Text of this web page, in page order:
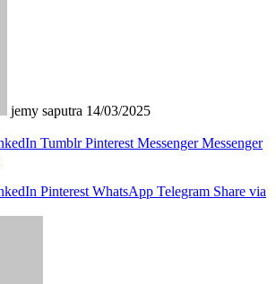
jemy saputra 14/03/2025
Tumblr Pinterest Messenger Messenger
Pinterest WhatsApp Telegram Share via